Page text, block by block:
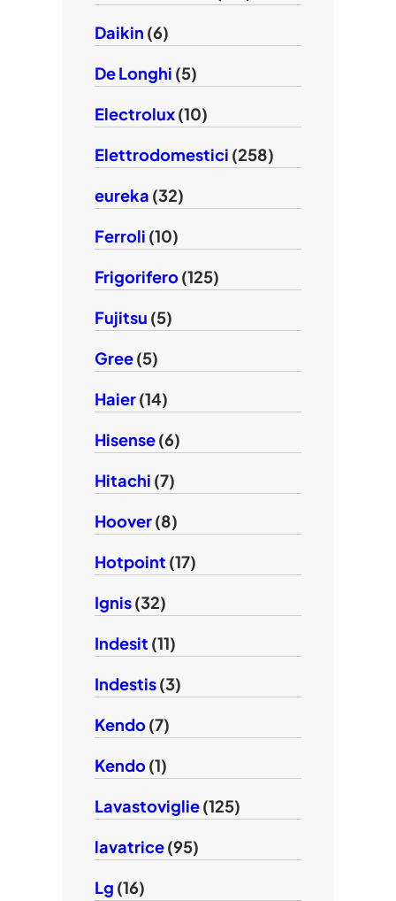
Daikin (6)
De Longhi (5)
Electrolux(10)
Elettrodomestici (258)
eureka (32)
Ferroli (10)
Frigorifero(125)
Fujitsu (5)
Gree(5)
Haier(14)
Hisense(6)
Hitachi (7)
Hoover(8)
Hotpoint (17)
Ignis(32)
Indesit (11)
Indestis(3)
Kendo(7)
Kendo(1)
Lavastoviglie(125)
lavatrice(95)
Lg (16)